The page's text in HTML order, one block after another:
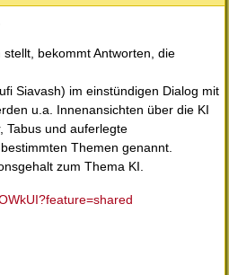
bekommt Antworten, die
Siavash) im einstündigen Dialog mit
u.a. Innenansichten über die KI
Tabus und auferlegte
Themen genannt.
zum Thema KI.